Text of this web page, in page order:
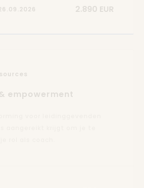
2.890 EUR
empowerment